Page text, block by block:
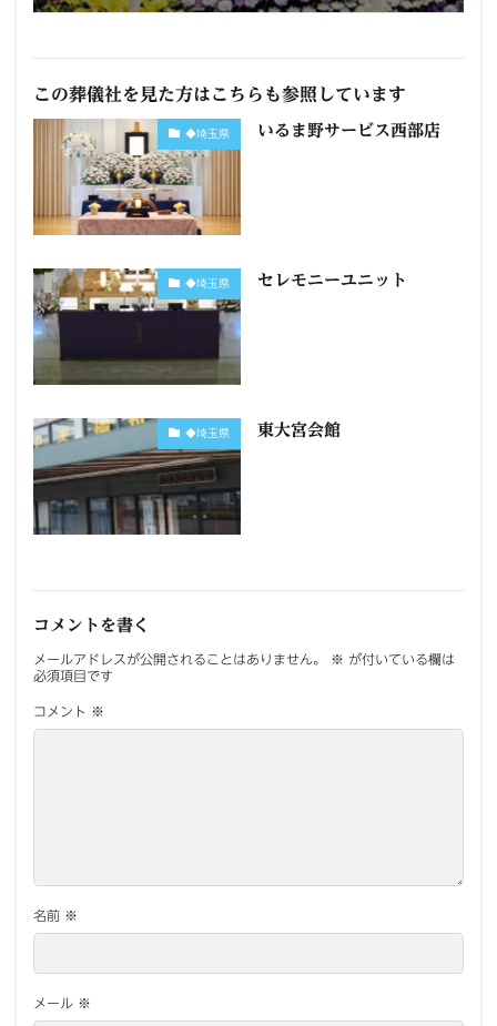
この葬儀社を見た方はこちらも参照しています
◆埼玉県 いるま野サービス西部店
◆埼玉県 セレモニーユニット
◆埼玉県 東大宮会館
コメントを書く
メールアドレスが公開されることはありません。 ※ が付いている欄は
必須項目です
コメント ※
名前 ※
メール ※